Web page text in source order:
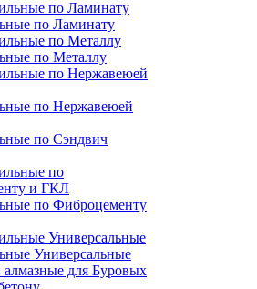
по Ламинату
по Металлу
по Нержавеюей
по Сэндвич
по Фиброцементу
Универсальные